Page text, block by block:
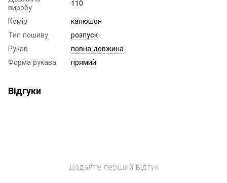
виробу
110
Комір
капюшон
Тип пошиву
розпуск
Рукав
повна довжина
Форма рукава
прямий
Відгуки
Додайте перший відгук